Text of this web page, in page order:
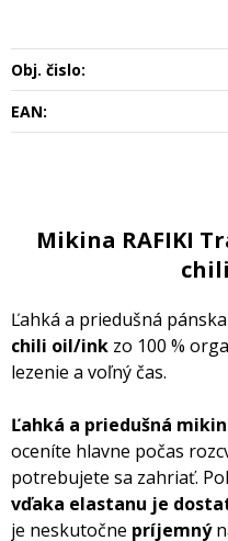
Obj. čislo:
EAN:
Mikina RAFIKI
Ľahká a priedušná pánska
chili oil/ink zo 100 %
lezenie a voľný čas.
Ľahká a priedušná
oceníte hlavne počas
potrebujete sa zahriať.
vďaka elastanu je
je neskutočne príjemný